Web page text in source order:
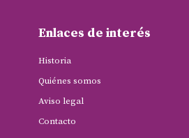
Enlaces de interés
Historia
Quiénes somos
Aviso legal
Contacto